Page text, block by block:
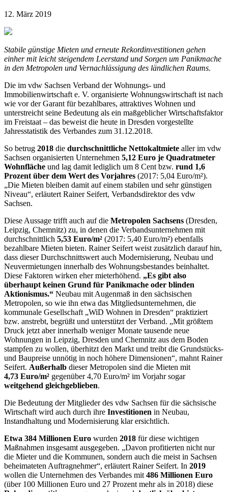
12. März 2019
Stabile günstige Mieten und erneute Rekordinvestitionen gehen
einher mit leicht steigendem Leerstand und Sorgen um Panikmache
in den Metropolen und Vernachlässigung des ländlichen Raums.
Die im vdw Sachsen Verband der Wohnungs- und
Immobilienwirtschaft e. V. organisierte Wohnungswirtschaft ist nach
wie vor der Garant für bezahlbares, attraktives Wohnen und
unterstreicht seine Bedeutung als ein maßgeblicher Wirtschaftsfaktor
im Freistaat – das beweist die heute in Dresden vorgestellte
Jahresstatistik des Verbandes zum 31.12.2018.
So betrug 2018 die durchschnittliche Nettokaltmiete aller im vdw
Sachsen organisierten Unternehmen 5,12 Euro je Quadratmeter
Wohnfläche und lag damit lediglich um 8 Cent bzw. rund 1,6
Prozent über dem Wert des Vorjahres (2017: 5,04 Euro/m²).
„Die Mieten bleiben damit auf einem stabilen und sehr günstigen
Niveau“, erläutert Rainer Seifert, Verbandsdirektor des vdw
Sachsen.
Diese Aussage trifft auch auf die Metropolen Sachsens (Dresden,
Leipzig, Chemnitz) zu, in denen die Verbandsunternehmen mit
durchschnittlich 5,53 Euro/m² (2017: 5,40 Euro/m²) ebenfalls
bezahlbare Mieten bieten. Rainer Seifert weist zusätzlich darauf hin,
dass dieser Durchschnittswert auch Modernisierung, Neubau und
Neuvermietungen innerhalb des Wohnungsbestandes beinhaltet.
Diese Faktoren wirken eher mieterhöhend. „Es gibt also
überhaupt keinen Grund für Panikmache oder blinden
Aktionismus.“ Neubau mit Augenmaß in den sächsischen
Metropolen, so wie ihn etwa das Mitgliedsunternehmen, die
kommunale Gesellschaft „WiD Wohnen in Dresden“ praktiziert
bzw. anstrebt, begrüßt und unterstützt der Verband. „Mit größtem
Druck jetzt aber innerhalb weniger Monate tausende neue
Wohnungen in Leipzig, Dresden und Chemnitz aus dem Boden
stampfen zu wollen, überhitzt den Markt und treibt die Grundstücks-
und Baupreise unnötig in noch höhere Dimensionen“, mahnt Rainer
Seifert. Außerhalb dieser Metropolen sind die Mieten mit
4,73 Euro/m² gegenüber 4,70 Euro/m² im Vorjahr sogar
weitgehend gleichgeblieben.
Die Bedeutung der Mitglieder des vdw Sachsen für die sächsische
Wirtschaft wird auch durch ihre Investitionen in Neubau,
Instandhaltung und Modernisierung klar ersichtlich.
Etwa 384 Millionen Euro wurden 2018 für diese wichtigen
Maßnahmen insgesamt ausgegeben. „Davon profitierten nicht nur
die Mieter und die Kommunen, sondern auch die meist in Sachsen
beheimateten Auftragnehmer“, erläutert Rainer Seifert. In 2019
wollen die Unternehmen des Verbandes mit 486 Millionen Euro
(über 100 Millionen Euro und 27 Prozent mehr als in 2018) diese